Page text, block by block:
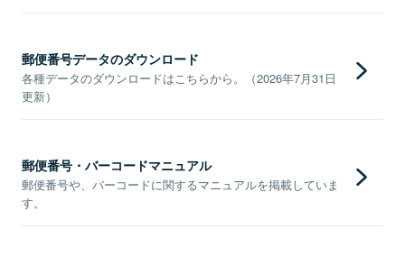
郵便番号データのダウンロード
各種データのダウンロードはこちらから。（2026年7月31日
更新）
郵便番号・バーコードマニュアル
郵便番号や、バーコードに関するマニュアルを掲載していま
す。